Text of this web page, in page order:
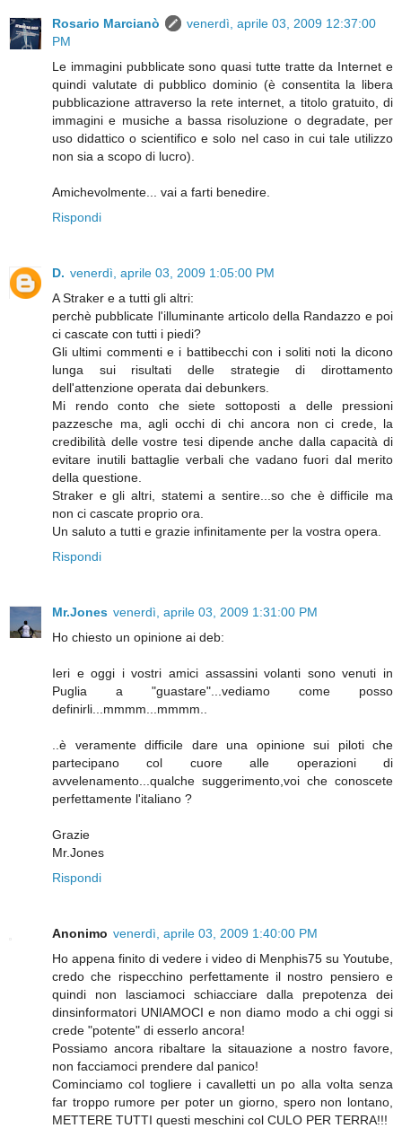
Rosario Marcianò
venerdì, aprile 03, 2009 12:37:00
PM
Le immagini pubblicate sono quasi tutte tratte da Internet e
quindi valutate di pubblico dominio (è consentita la libera
pubblicazione attraverso la rete internet, a titolo gratuito, di
immagini e musiche a bassa risoluzione o degradate, per
uso didattico o scientifico e solo nel caso in cui tale utilizzo
non sia a scopo di lucro).
Amichevolmente... vai a farti benedire.
Rispondi
D. venerdì, aprile 03, 2009 1:05:00 PM
A Straker e a tutti gli altri:
perchè pubblicate l'illuminante articolo della Randazzo e poi
ci cascate con tutti i piedi?
Gli ultimi commenti e i battibecchi con i soliti noti la dicono
lunga sui risultati delle strategie di dirottamento
dell'attenzione operata dai debunkers.
Mi rendo conto che siete sottoposti a delle pressioni
pazzesche ma, agli occhi di chi ancora non ci crede, la
credibilità delle vostre tesi dipende anche dalla capacità di
evitare inutili battaglie verbali che vadano fuori dal merito
della questione.
Straker e gli altri, statemi a sentire...so che è difficile ma
non ci cascate proprio ora.
Un saluto a tutti e grazie infinitamente per la vostra opera.
Rispondi
Mr.Jones venerdì, aprile 03, 2009 1:31:00 PM
Ho chiesto un opinione ai deb:
Ieri e oggi i vostri amici assassini volanti sono venuti in
Puglia a "guastare"...vediamo come posso
definirli...mmmm...mmmm..
..è veramente difficile dare una opinione sui piloti che
partecipano col cuore alle operazioni di
avvelenamento...qualche suggerimento,voi che conoscete
perfettamente l'italiano ?
Grazie
Mr.Jones
Rispondi
Anonimo venerdì, aprile 03, 2009 1:40:00 PM
Ho appena finito di vedere i video di Menphis75 su Youtube,
credo che rispecchino perfettamente il nostro pensiero e
quindi non lasciamoci schiacciare dalla prepotenza dei
dinsinformatori UNIAMOCI e non diamo modo a chi oggi si
crede "potente" di esserlo ancora!
Possiamo ancora ribaltare la sitauazione a nostro favore,
non facciamoci prendere dal panico!
Cominciamo col togliere i cavalletti un po alla volta senza
far troppo rumore per poter un giorno, spero non lontano,
METTERE TUTTI questi meschini col CULO PER TERRA!!!